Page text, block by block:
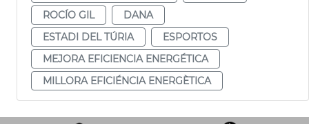
ROCÍO GIL
DANA
ESTADI DEL TÚRIA
ESPORTOS
MEJORA EFICIENCIA ENERGÉTICA
MILLORA EFICIÉNCIA ENERGÈTICA